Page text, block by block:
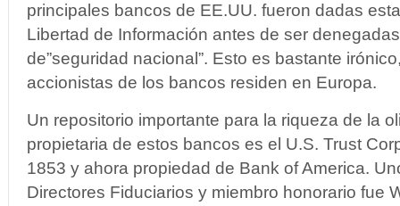
principales bancos de EE.UU. fueron dadas
Libertad de Información antes de ser
de”seguridad nacional”. Esto es bastante
accionistas de los bancos residen en Europa.
Un repositorio importante para la riqueza de la
propietaria de estos bancos es el U.S. Trust
1853 y ahora propiedad de Bank of America.
Directores Fiduciarios y miembro honorario fue